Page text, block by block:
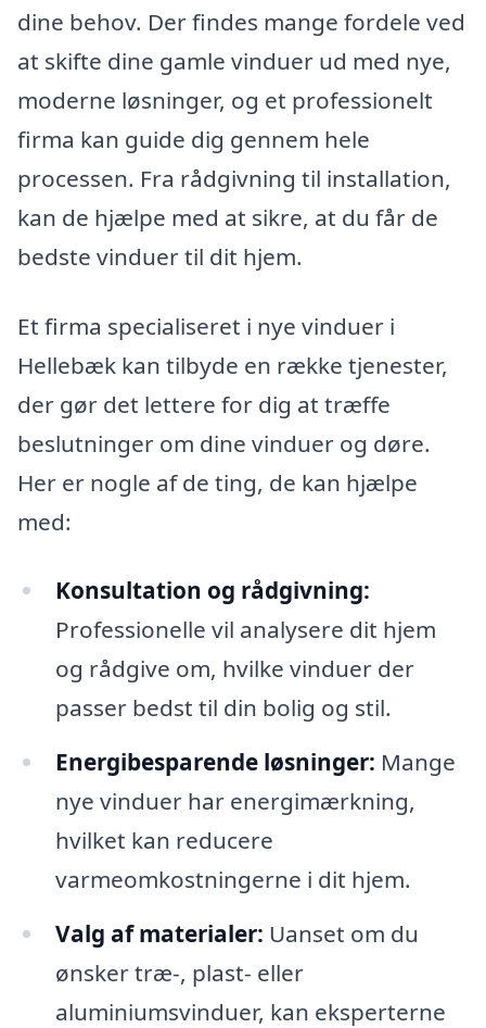
dine behov. Der findes mange fordele ved
at skifte dine gamle vinduer ud med nye,
moderne løsninger, og et professionelt
firma kan guide dig gennem hele
processen. Fra rådgivning til installation,
kan de hjælpe med at sikre, at du får de
bedste vinduer til dit hjem.
Et firma specialiseret i nye vinduer i
Hellebæk kan tilbyde en række tjenester,
der gør det lettere for dig at træffe
beslutninger om dine vinduer og døre.
Her er nogle af de ting, de kan hjælpe
med:
Konsultation og rådgivning:
Professionelle vil analysere dit hjem
og rådgive om, hvilke vinduer der
passer bedst til din bolig og stil.
Energibesparende løsninger: Mange
nye vinduer har energimærkning,
hvilket kan reducere
varmeomkostningerne i dit hjem.
Valg af materialer: Uanset om du
ønsker træ-, plast- eller
aluminiumsvinduer, kan eksperterne